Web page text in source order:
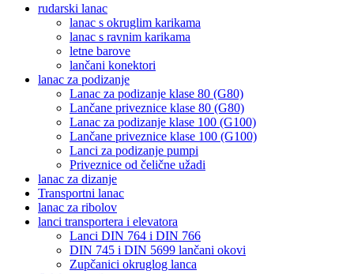
rudarski lanac
lanac s okruglim karikama
lanac s ravnim karikama
letne barove
lančani konektori
lanac za podizanje
Lanac za podizanje klase 80 (G80)
Lančane priveznice klase 80 (G80)
Lanac za podizanje klase 100 (G100)
Lančane priveznice klase 100 (G100)
Lanci za podizanje pumpi
Priveznice od čelične užadi
lanac za dizanje
Transportni lanac
lanac za ribolov
lanci transportera i elevatora
Lanci DIN 764 i DIN 766
DIN 745 i DIN 5699 lančani okovi
Zupčanici okruglog lanca